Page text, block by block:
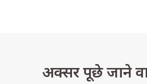
अक्सर पूछे जाने